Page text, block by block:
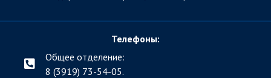
Телефоны:
Общее отделение:
8 (3919) 73-54-05.